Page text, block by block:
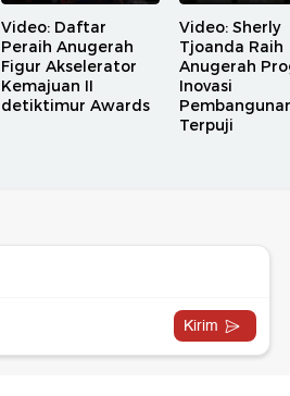
Video: Daftar
Peraih Anugerah
Figur Akselerator
Kemajuan II
detiktimur Awards
Video: Sherly
Tjoanda Raih
Anugerah
Inovasi
Terpuji